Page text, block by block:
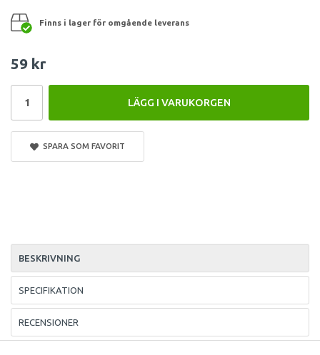
Finns i lager för omgående leverans
59 kr
LÄGG I VARUKORGEN
SPARA SOM FAVORIT
BESKRIVNING
SPECIFIKATION
RECENSIONER